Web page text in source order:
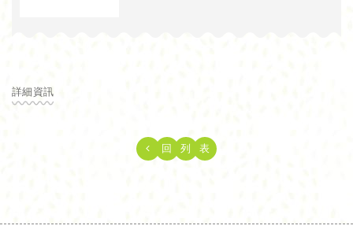
詳細資訊
回 列 表